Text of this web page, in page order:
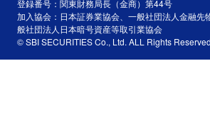
登録番号：関東財務局長（金商）第44号
加入協会：日本証券業協会、一般社団法人金融
般社団法人日本暗号資産等取引業協会
© SBI SECURITIES Co., Ltd. ALL Rights